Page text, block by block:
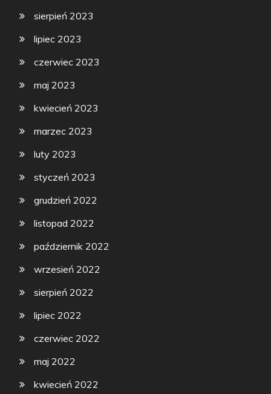
sierpień 2023
lipiec 2023
czerwiec 2023
maj 2023
kwiecień 2023
marzec 2023
luty 2023
styczeń 2023
grudzień 2022
listopad 2022
październik 2022
wrzesień 2022
sierpień 2022
lipiec 2022
czerwiec 2022
maj 2022
kwiecień 2022